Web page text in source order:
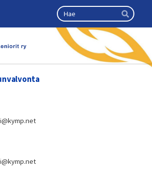
Haku
Hae
Kansallinen senioriliitto